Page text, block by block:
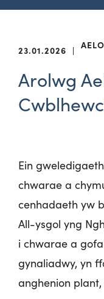
23.01.2026 |
Arolwg
Ein
chwarae a
cenhadaeth yw
All-ysgol yng
i chwarae a
gynaliadwy, yn
anghenion